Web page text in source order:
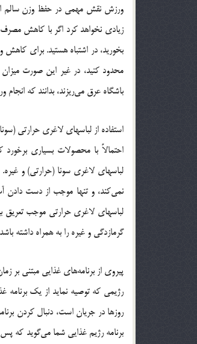
ورزش نقش مهمی در حفظ وزن سالم
زیادی نخواهد کرد اگر با کاهش مصرف
بخورید، در اشتباه هستید. برای کاهش
محدود کنید، در غیر این صورت
باشگاه عرق می‌ریزند، بدانند که
استفاده از لباسهای لاغری حرارتی
احتمالاً با محصولات بسیاری
لباسهای لاغری سونا (حرارتی) و
نمی‌کند، و تنها موجب از دست دادن
لباسهای لاغری حرارتی موجب
گرمازدگی و غیره را به همراه داشته
پیروی از برنامه‌های غذایی مبتنی بر
رژیمی که توصیه نماید از یک
روزها در جریان است، دنبال کردن